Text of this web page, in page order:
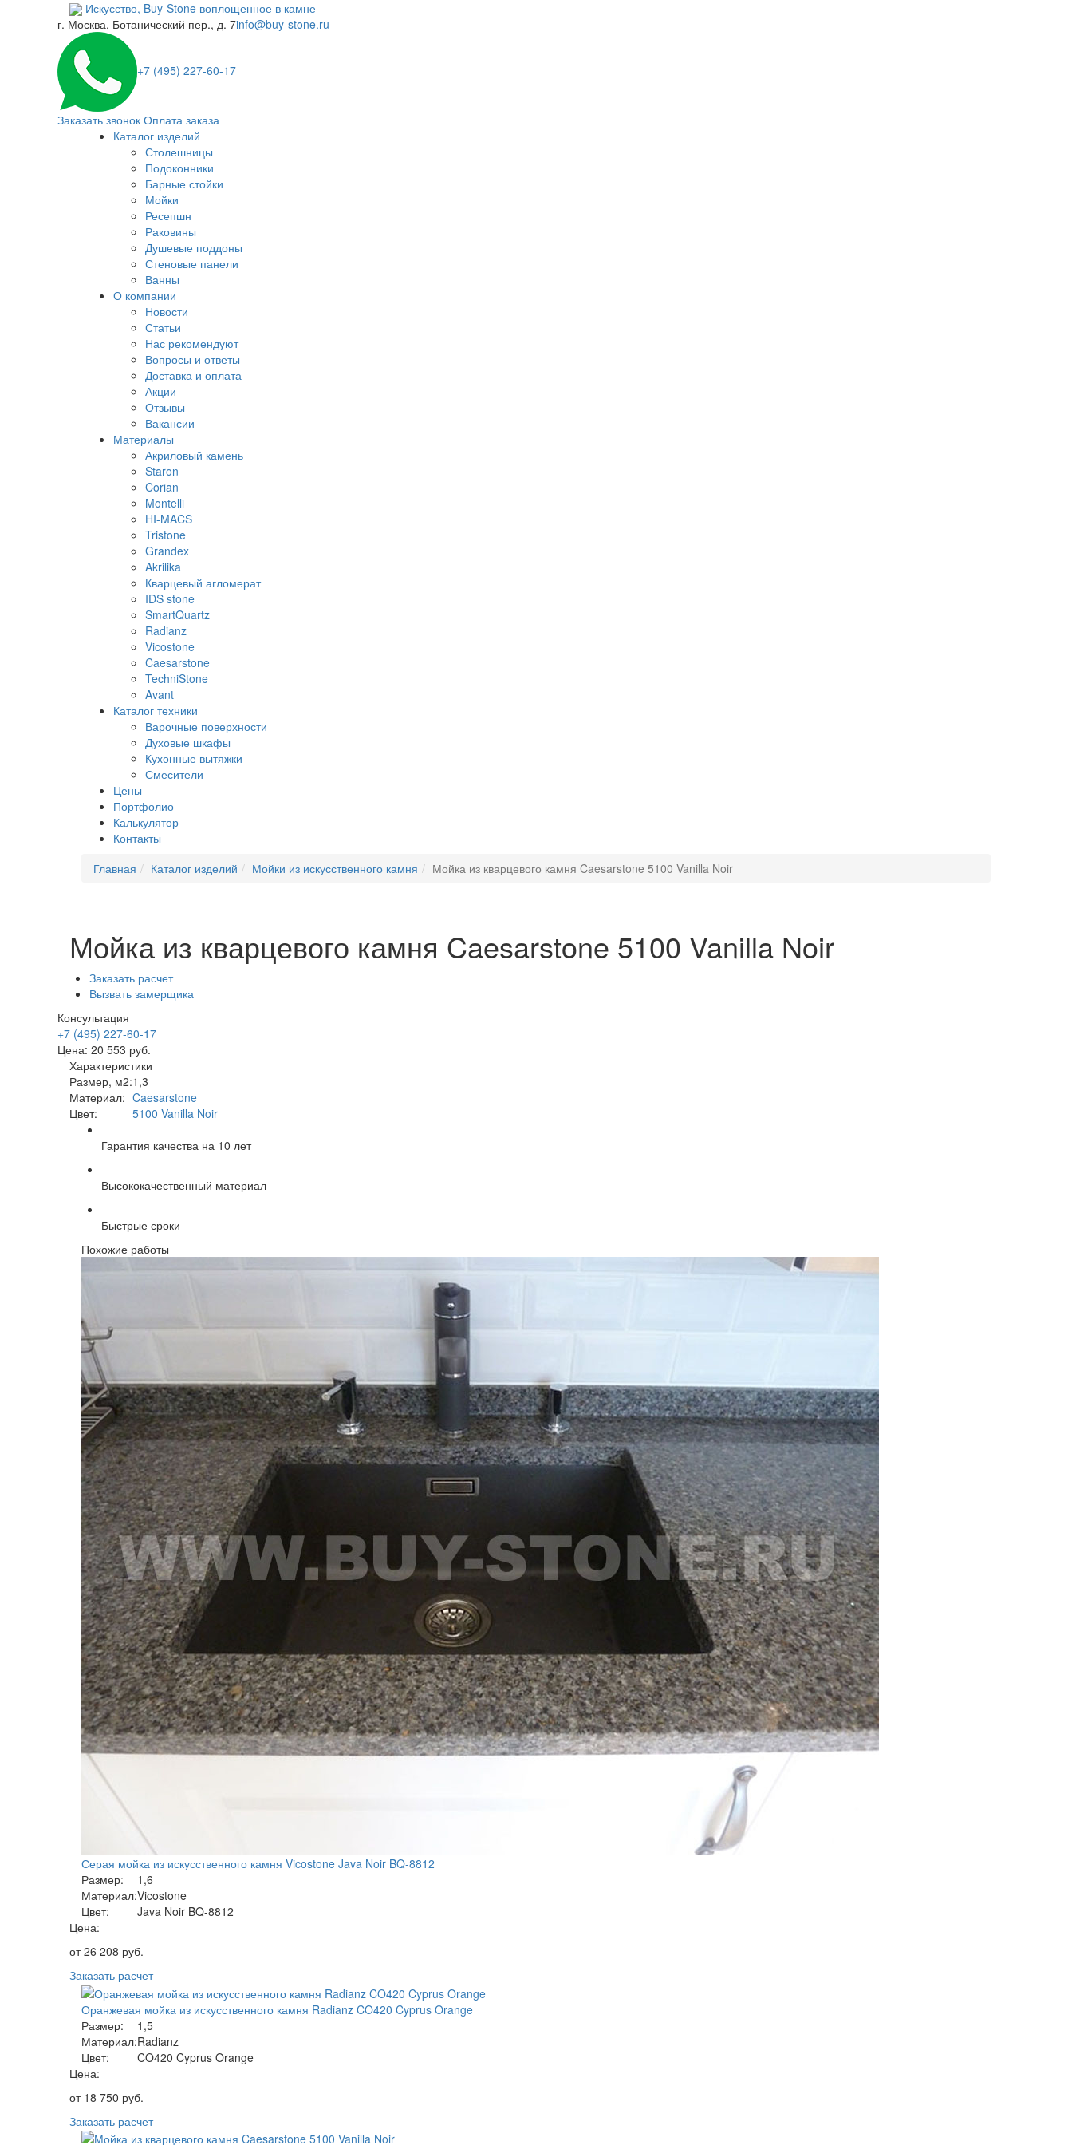
Искусство, Buy-Stone воплощенное в камне
г. Москва, Ботанический пер., д. 7info@buy-stone.ru
+7 (495) 227-60-17
Заказать звонок Оплата заказа
Каталог изделий
Столешницы
Подоконники
Барные стойки
Мойки
Ресепшн
Раковины
Душевые поддоны
Стеновые панели
Ванны
О компании
Новости
Статьи
Нас рекомендуют
Вопросы и ответы
Доставка и оплата
Акции
Отзывы
Вакансии
Материалы
Акриловый камень
Staron
Corian
Montelli
HI-MACS
Tristone
Grandex
Akrilika
Кварцевый агломерат
IDS stone
SmartQuartz
Radianz
Vicostone
Caesarstone
TechniStone
Avant
Каталог техники
Варочные поверхности
Духовые шкафы
Кухонные вытяжки
Смесители
Цены
Портфолио
Калькулятор
Контакты
Главная
Каталог изделий Мойки из искусственного камня Мойка из кварцевого камня Caesarstone 5100 Vanilla Noir
Мойка из кварцевого камня Caesarstone 5100 Vanilla Noir
Заказать расчет
Вызвать замерщика
Консультация
+7 (495) 227-60-17
Цена: 20 553 руб.
Характеристики
Размер, м2:1,3
Материал: Caesarstone
Цвет:
5100 Vanilla Noir
Гарантия качества на 10 лет
Высококачественный материал
Быстрые сроки
Похожие работы
Серая мойка из искусственного камня Vicostone Java Noir BQ-8812
Размер:
1,6
Материал:Vicostone
Цвет:
Java Noir BQ-8812
Цена:
от26 208 руб.
Заказать расчет
Оранжевая мойка из искусственного камня Radianz CO420 Cyprus Orange
Размер:
1,5
Материал:Radianz
Цвет:
CO420 Cyprus Orange
Цена:
от 18 750 руб.
Заказать расчет